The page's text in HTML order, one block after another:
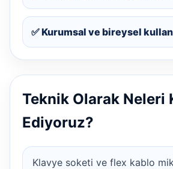
✅ Kurumsal ve bireysel
Teknik Olarak Neleri
Ediyoruz?
Klavye soketi ve flex kablo